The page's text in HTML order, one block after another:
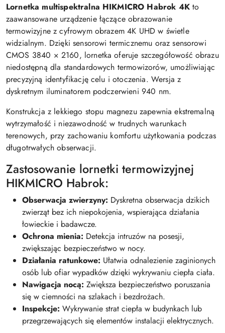
Lornetka multispektralna HIKMICRO Habrok 4Kto
zaawansowane urządzenie łączące obrazowanie
termowizyjne z cyfrowym obrazem 4K UHD w świetle
widzialnym. Dzięki sensorowi termicznemu oraz sensorowi
CMOS 3840 × 2160, lornetka oferuje szczegółowość obrazu
niedostępną dla standardowych termowizorów, umożliwiając
precyzyjną identyfikację celu i otoczenia. Wersja z
dyskretnym iluminatorem podczerwieni 940 nm.
Konstrukcja z lekkiego stopu magnezu zapewnia ekstremalną
wytrzymałość i niezawodność w trudnych warunkach
terenowych, przy zachowaniu komfortu użytkowania podczas
długotrwałych obserwacji.
Zastosowanie lornetki termowizyjnej
HIKMICRO Habrok:
Obserwacja zwierzyny: Dyskretna obserwacja dzikich
zwierząt bez ich niepokojenia, wspierająca działania
łowieckie i badawcze.
Ochrona mienia: Detekcja intruzów na posesji,
zwiększając bezpieczeństwo w nocy.
Działania ratunkowe: Ułatwia odnalezienie zaginionych
osób lub ofiar wypadków dzięki wykrywaniu ciepła ciała.
Nawigacja nocą: Zwiększa bezpieczeństwo poruszania
się w ciemności na szlakach i bezdrożach.
Inspekcje: Wykrywanie strat ciepła w budynkach lub
przegrzewających się elementów instalacji elektrycznych.